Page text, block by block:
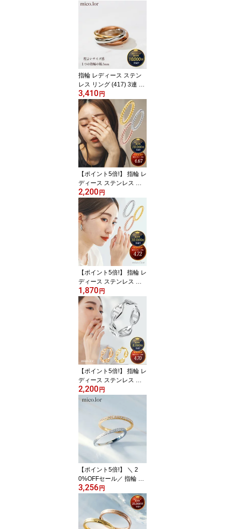
指輪 レディース ステン
レス リング (417) 3連 MI
X 幅3mm (銀色 金色 ピン
クゴールド ミックス) 指
輪 バイカラー トリニテ
ィリング おしゃれ かわ
いい シルバー ゴールド
ピンク カラー ステンレ
ス 金属アレルギー メン
ズ 送料無料 ピンキーリ
ング 高見え
3,410 円
【ポイント5倍!】 指輪 レ
ディース ステンレス リ
ング (299) ボール3mm
ピンキーリング 指輪 金
属アレルギー レディース
おしゃれ かわいい シル
バー ゴールド ピンク カ
ラー 送料無料 つぶつぶ
ボールチェーン 高見え
メンズ 銀色 金色 ピンク
ゴールド
2,200 円
【ポイント5倍!】 指輪 レ
ディース ステンレス リ
ング (330) ボールタイプ
2mm 選択可 ピンキーリ
ング 銀色 金色 ピンクゴ
ールド ステンレス 金属
アレルギー レディース
大人 おしゃれ シンプル
チェーンリング プチプラ
イス つぶつぶ チェーン
かわいい 補充1222ho
1,870 円
【ポイント5倍!】 指輪 レ
ディース ステンレス リ
ング (311) 選択可 ピンキ
ーリング 銀色 金色 ピン
れ アンカーチェーン か
わいい シルバー ゴール
ド ピンク カラー ステン
レス 金属アレルギー レ
ディース メンズ 送料無
料
2,200 円
【ポイント5倍!】 ＼ 2
0%OFFセール／ 指輪 レ
ディース ステンレス リ
ング (372) エタニティCZ
選択可 銀色 金色 ステン
レス 指輪 レディース 金
属アレルギー メンズ プ
3,256 円